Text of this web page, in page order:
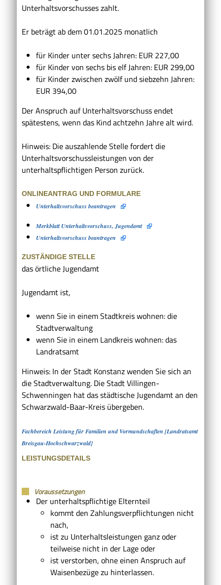
Unterhaltsvorschusses zahlt.
Er beträgt ab dem 01.01.2025 monatlich
für Kinder unter sechs Jahren: EUR 227,00
für Kinder von sechs bis elf Jahren: EUR 299,00
für Kinder zwischen zwölf und siebzehn Jahren:
EUR 394,00
Der Anspruch auf Unterhaltsvorschuss endet
spätestens, wenn das Kind achtzehn Jahre alt wird.
Hinweis: Die auszahlende Stelle fordert die
Unterhaltsvorschussleistungen von der
unterhaltspflichtigen Person zurück.
ONLINEANTRAG UND FORMULARE
Unterhaltsvorschuss beantragen
Merkblatt Unterhaltsvorschuss, Jugendamt
Unterhaltsvorschuss beantragen
ZUSTÄNDIGE STELLE
das örtliche Jugendamt
Jugendamt ist,
wenn Sie in einem Stadtkreis wohnen: die
Stadtverwaltung
wenn Sie in einem Landkreis wohnen: das
Landratsamt
Hinweis: In der Stadt Konstanz wenden Sie sich an
die Stadtverwaltung. Die Stadt Villingen-
Schwenningen hat das städtische Jugendamt an den
Schwarzwald-Baar-Kreis übergeben.
Fachbereich Leistung für Familien und Vormundschaften [Landratsamt
Breisgau-Hochschwarzwald]
LEISTUNGSDETAILS
Voraussetzungen
Der unterhaltspflichtige Elternteil
kommt den Zahlungsverpflichtungen nicht
nach,
ist zu Unterhaltsleistungen ganz oder
teilweise nicht in der Lage oder
ist verstorben, ohne einen Anspruch auf
Waisenbezüge zu hinterlassen.